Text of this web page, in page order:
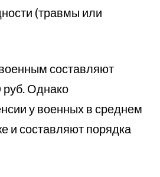
(травмы или
составляют
Однако
у военных в среднем
и составляют порядка